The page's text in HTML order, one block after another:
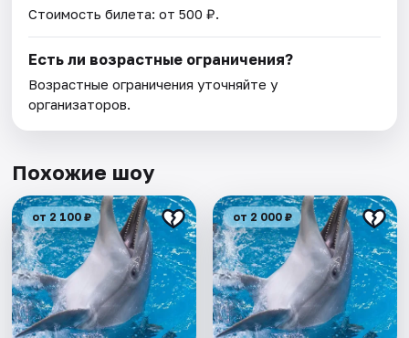
Стоимость билета: от 500 ₽.
Есть ли возрастные ограничения?
Возрастные ограничения уточняйте у
организаторов.
Похожие шоу
от 2 100 ₽ от 2 000 ₽